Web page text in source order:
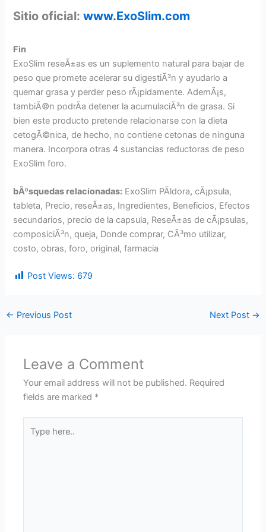
Sitio oficial:www.ExoSlim.com
Fin
ExoSlim reseÃ±as es un suplemento natural para bajar de
peso que promete acelerar su digestiÃ³n y ayudarlo a
quemar grasa y perder peso rÃ¡pidamente. AdemÃ¡s,
tambiÃ©n podrÃ­a detener la acumulaciÃ³n de grasa. Si
bien este producto pretende relacionarse con la dieta
cetogÃ©nica, de hecho, no contiene cetonas de ninguna
manera. Incorpora otras 4 sustancias reductoras de peso
ExoSlim foro.
bÃºsquedas relacionadas: ExoSlim PÃ­ldora, cÃ¡psula,
tableta, Precio, reseÃ±as, Ingredientes, Beneficios, Efectos
secundarios, precio de la capsula, ReseÃ±as de cÃ¡psulas,
composiciÃ³n, queja, Donde comprar, CÃ³mo utilizar,
costo, obras, foro, original, farmacia
Post Views: 679
← Previous Post Next Post →
Leave a Comment
Your email address will not be published. Required
fields are marked *
here..